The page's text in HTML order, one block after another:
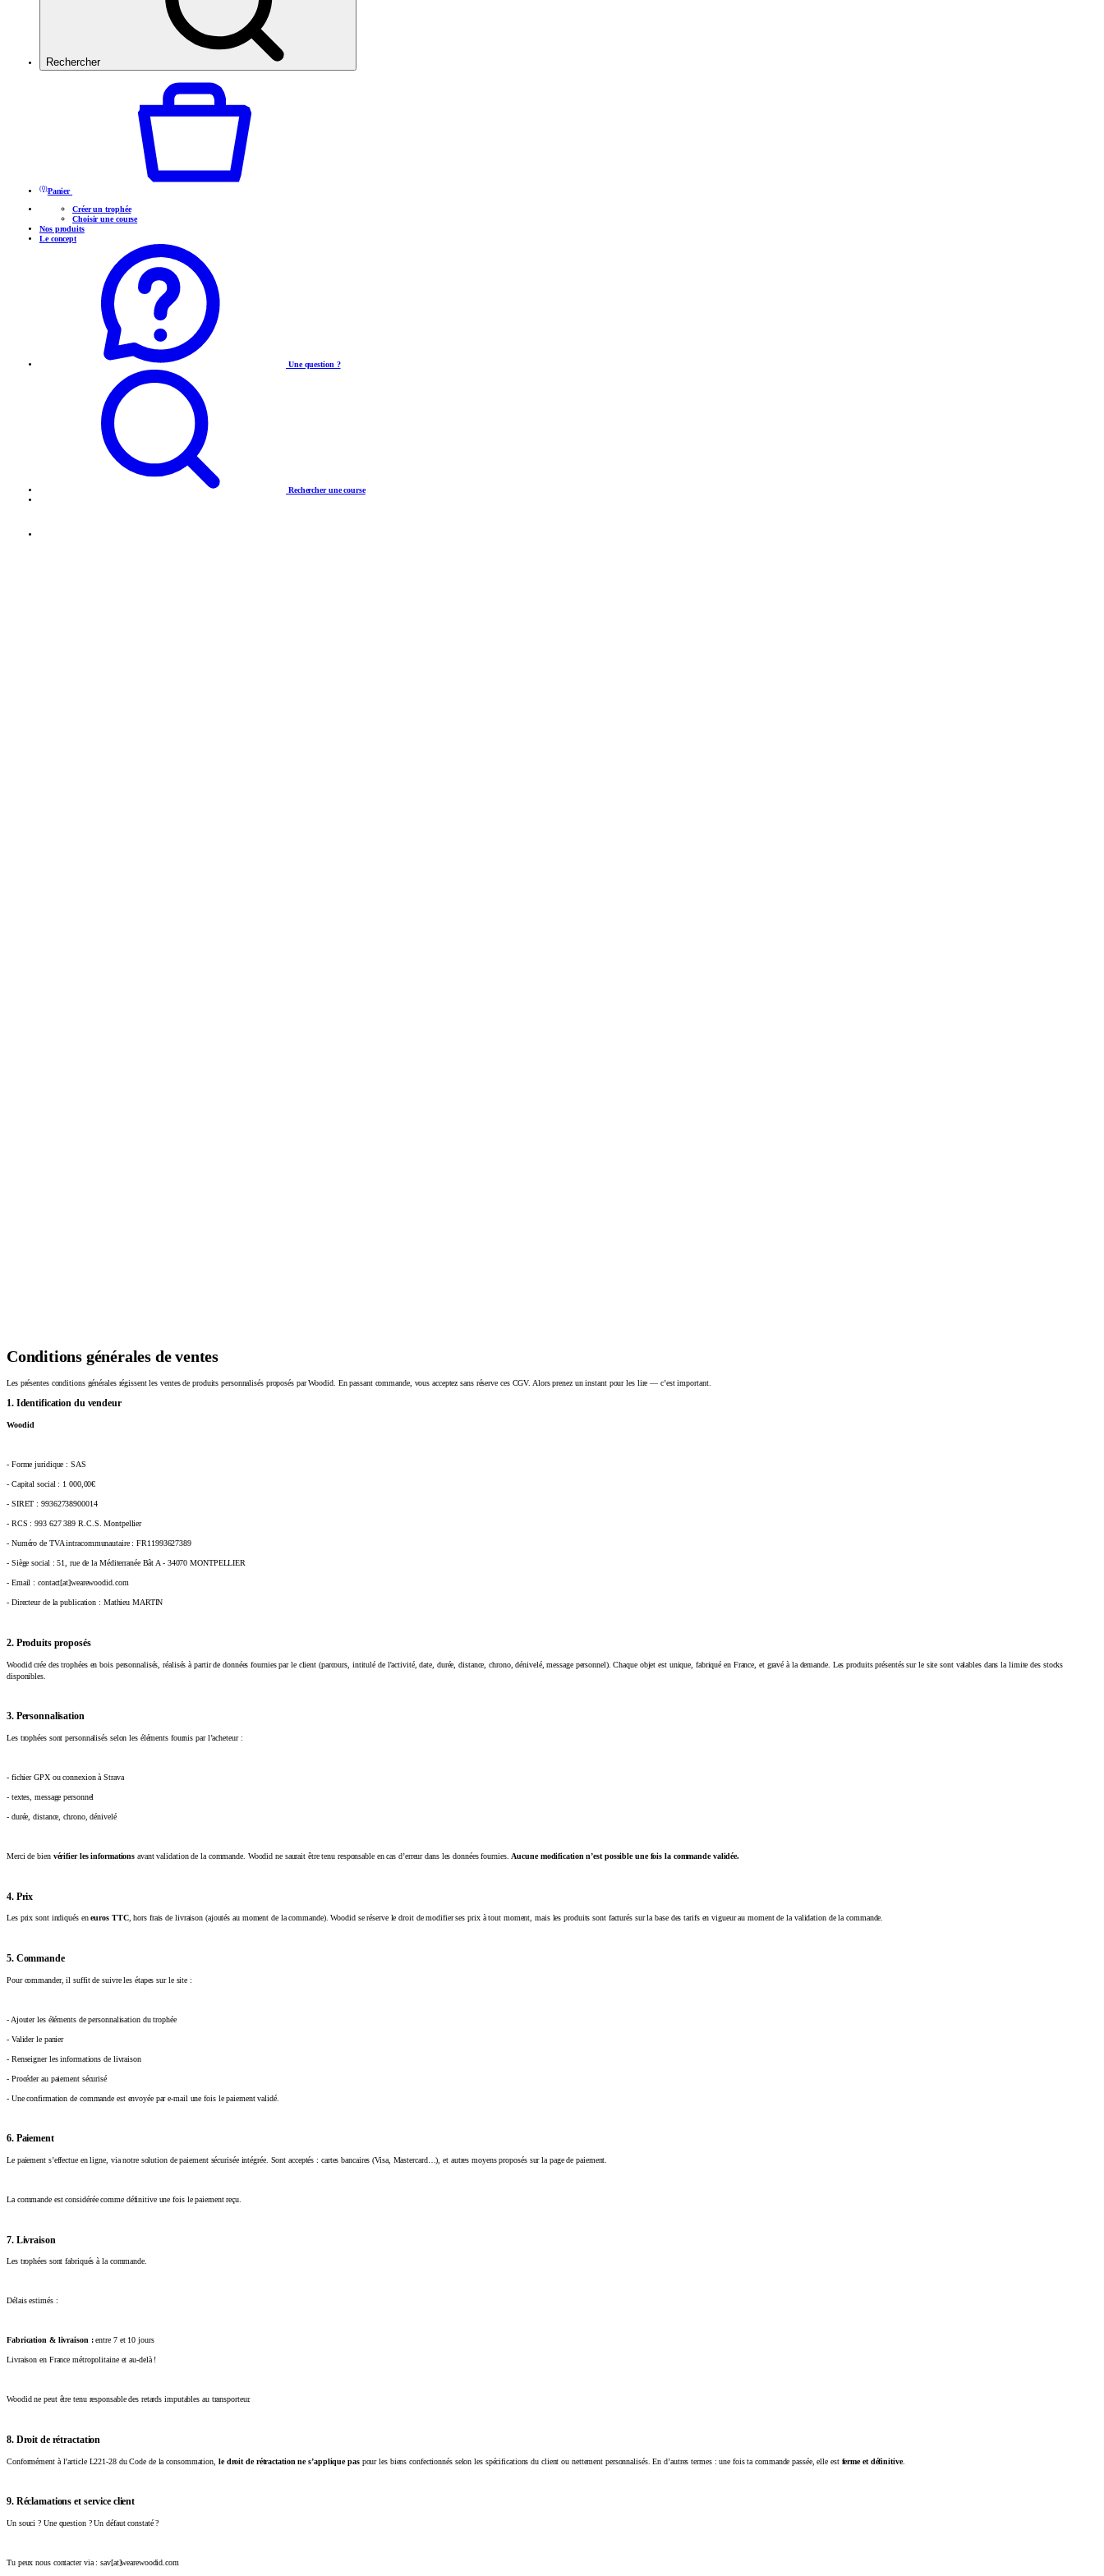
Rechercher
(0)Panier
Créer un trophée
Choisir une course
Nos produits
Le concept
Une question ?
Rechercher une course
Conditions générales de ventes
Les présentes conditions générales régissent les ventes de produits personnalisés proposés par Woodid. En passant commande, vous acceptez sans réserve ces CGV. Alors prenez un instant pour les lire — c’est important.
1. Identification du vendeur
Woodid
- Forme juridique : SAS
- Capital social : 1 000,00€
- SIRET : 99362738900014
- RCS : 993 627 389 R.C.S. Montpellier
- Numéro de TVA intracommunautaire : FR11993627389
- Siège social : 51, rue de la Méditerranée Bât A - 34070 MONTPELLIER
- Email : contact[at]wearewoodid.com
- Directeur de la publication : Mathieu MARTIN
2. Produits proposés
Woodid crée des trophées en bois personnalisés, réalisés à partir de données fournies par le client (parcours, intitulé de l'activité, date, durée, distance, chrono, dénivelé, message personnel). Chaque objet est unique, fabriqué en France, et gravé à la demande. Les produits présentés sur le site sont valables dans la limite des stocks
disponibles.
3. Personnalisation
Les trophées sont personnalisés selon les éléments fournis par l’acheteur :
- fichier GPX ou connexion à Strava
- textes, message personnel
- durée, distance, chrono, dénivelé
Merci de bien vérifier les informations avant validation de la commande. Woodid ne saurait être tenu responsable en cas d’erreur dans les données fournies. Aucune modification n’est possible une fois la commande validée.
4. Prix
Les prix sont indiqués eneuros TTC, hors frais de livraison (ajoutés au moment de la commande). Woodid se réserve le droit de modifier ses prix à tout moment, mais les produits sont facturés sur la base des tarifs en vigueur au moment de la validation de la commande.
5. Commande
Pour commander, il suffit de suivre les étapes sur le site :
- Ajouter les éléments de personnalisation du trophée
- Valider le panier
- Renseigner les informations de livraison
- Procéder au paiement sécurisé
- Une confirmation de commande est envoyée par e-mail une fois le paiement validé.
6. Paiement
Le paiement s’effectue en ligne, via notre solution de paiement sécurisée intégrée. Sont acceptés : cartes bancaires (Visa, Mastercard…), et autres moyens proposés sur la page de paiement.
La commande est considérée comme définitive une fois le paiement reçu.
7. Livraison
Les trophées sont fabriqués à la commande.
Délais estimés :
Fabrication & livraison :entre 7 et 10 jours
Livraison en France métropolitaine et au-delà !
Woodid ne peut être tenu responsable des retards imputables au transporteur.
8. Droit de rétractation
Conformément à l’article L221-28 du Code de la consommation, le droit de rétractation ne s’applique paspour les biens confectionnés selon les spécifications du client ou nettement personnalisés. En d’autres termes : une fois ta commande passée, elle est ferme et définitive.
9. Réclamations et service client
Un souci ? Une question ? Un défaut constaté ?
Tu peux nous contacter via : sav[at]wearewoodid.com